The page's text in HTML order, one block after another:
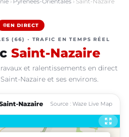
› Pyrénées-Orientales › Saint-Nazaire
EN DIRECT
(66) · TRAFIC EN TEMPS RÉEL
Saint-Nazaire
et ralentissements en direct
Nazaire et ses environs.
Nazaire Source : Waze Live Map